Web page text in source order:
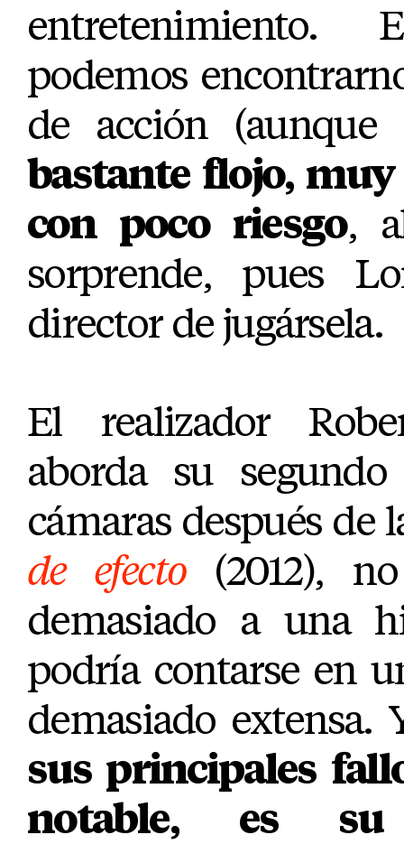
podemos
de acción
bastante flojo,
con poco riesgo,
sorprende, pues
director de jugársela.
El realizador
aborda su
cámaras después de
de efecto(2012), no
demasiado a una
podría contarse en
demasiado extensa.
sus principales
notable, es